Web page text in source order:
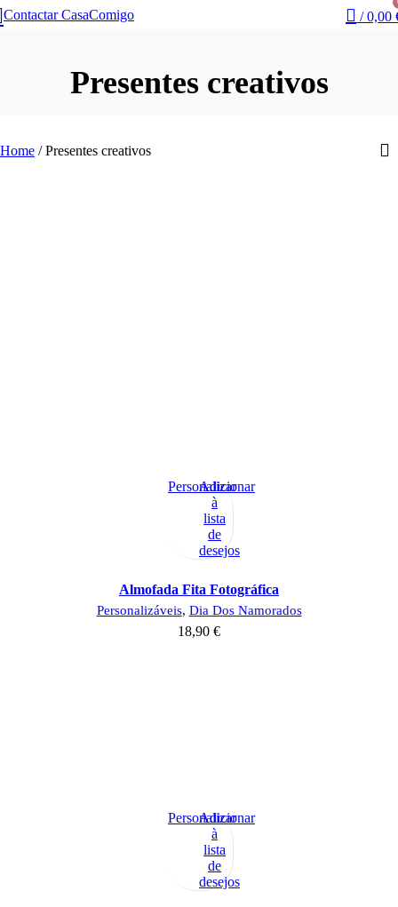
Contactar CasaComigo / 0,00
Presentes creativos
Home /Presentes creativos
Personalizar
Adicionar
à
lista
de
desejos
Almofada Fita Fotográfica
Personalizáveis, Dia Dos Namorados
18,90 €
Personalizar
Adicionar
à
lista
de
desejos